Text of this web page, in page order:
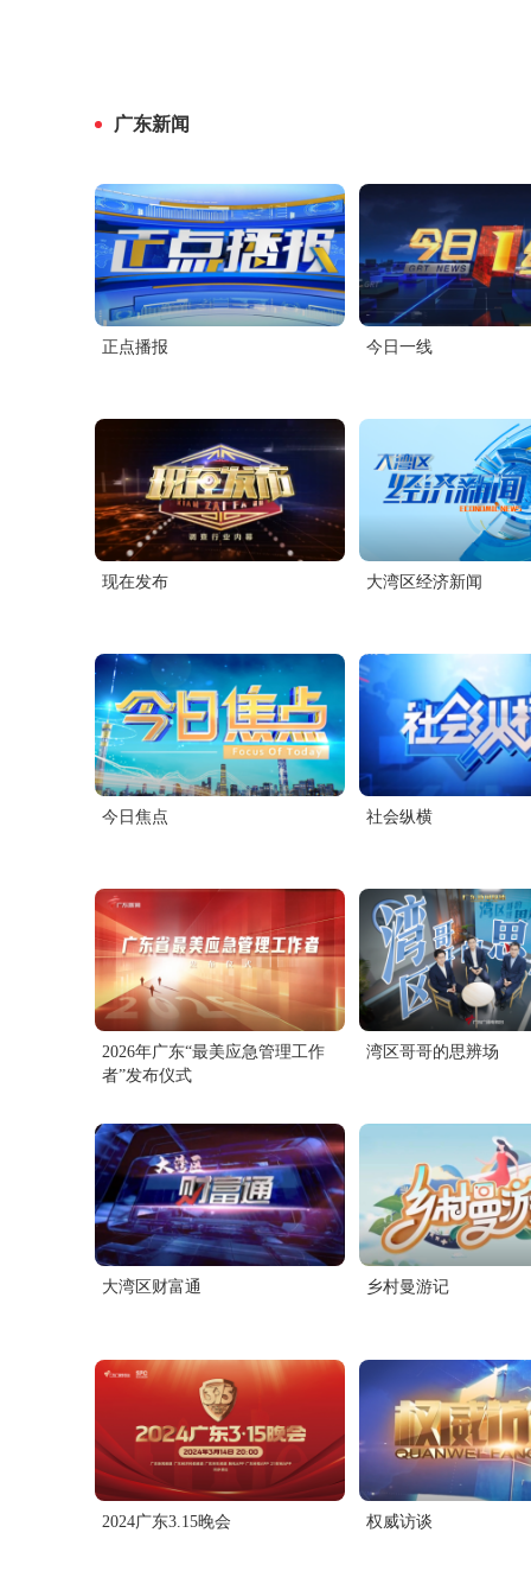
广东新闻
正点播报 今日一线
现在发布 大湾区经济新闻
今日焦点 社会纵横
2026年广东“最美应急管理工作
者”发布仪式
湾区哥哥的思辨场
大湾区财富通 乡村曼游记
2024广东3.15晚会 权威访谈